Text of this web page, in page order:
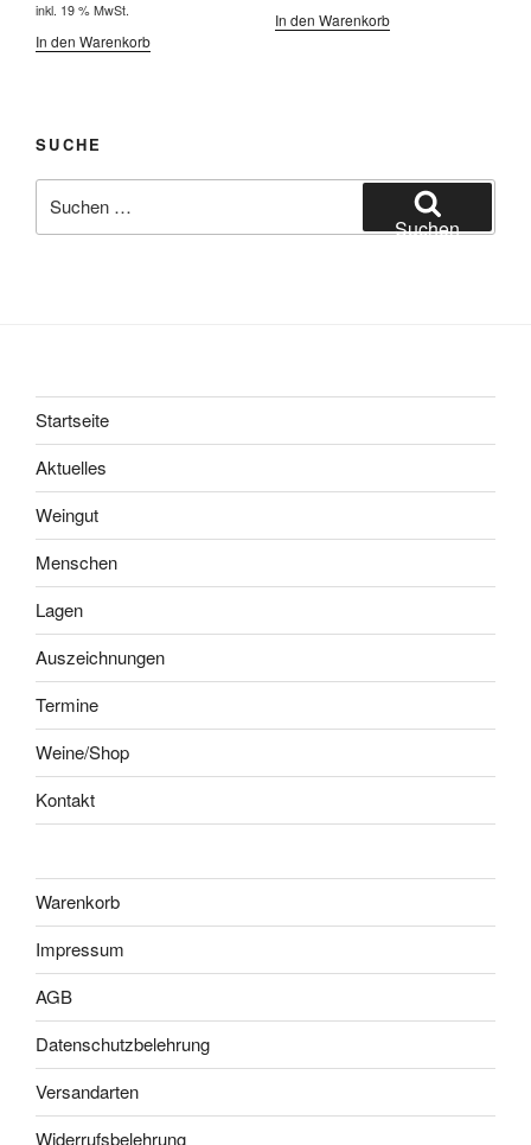
inkl. 19 % MwSt.
In den Warenkorb
In den Warenkorb
SUCHE
nach:
Suchen
Startseite
Aktuelles
Weingut
Menschen
Lagen
Auszeichnungen
Termine
Weine/Shop
Kontakt
Warenkorb
Impressum
AGB
Datenschutzbelehrung
Versandarten
Widerrufsbelehrung